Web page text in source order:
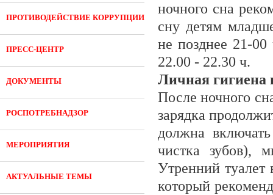
ПРОТИВОДЕЙСТВИЕ КОРРУПЦИИ
ПРЕСС-ЦЕНТР
ДОКУМЕНТЫ
РОСПОТРЕБНАДЗОР
МЕРОПРИЯТИЯ
АКТУАЛЬНЫЕ ТЕМЫ
ночного сна
сну детям
не позднее 21-00
22.00 - 22.30 ч.
Личная гигиена
После ночного
зарядка
должна
чистка зубов),
Утренний туалет
который